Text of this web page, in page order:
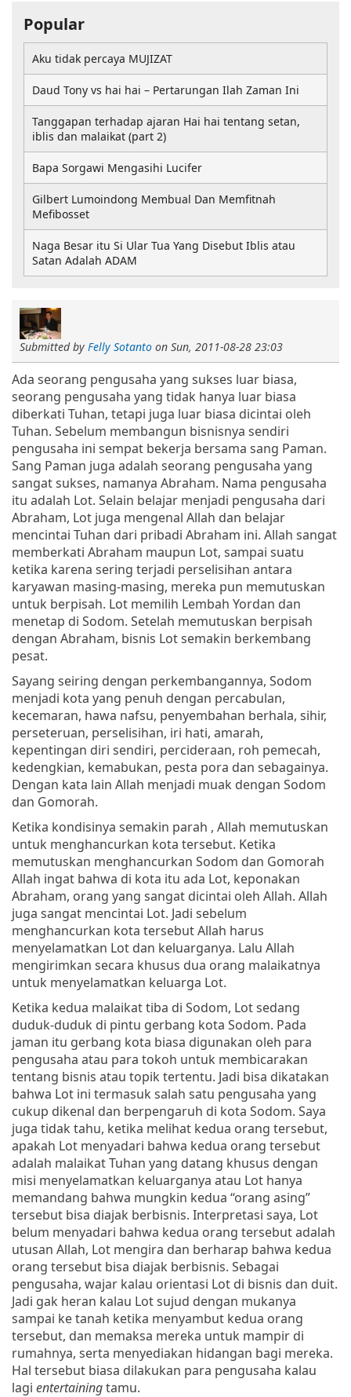
Submitted by Felly Sotanto on Sun, 2011-08-28 23:03
Ada seorang pengusaha yang sukses luar biasa,
seorang pengusaha yang tidak hanya luar biasa
diberkati Tuhan, tetapi juga luar biasa dicintai oleh
Tuhan. Sebelum membangun bisnisnya sendiri
pengusaha ini sempat bekerja bersama sang Paman.
Sang Paman juga adalah seorang pengusaha yang
sangat sukses, namanya Abraham. Nama pengusaha
itu adalah Lot. Selain belajar menjadi pengusaha dari
Abraham, Lot juga mengenal Allah dan belajar
mencintai Tuhan dari pribadi Abraham ini. Allah sangat
memberkati Abraham maupun Lot, sampai suatu
ketika karena sering terjadi perselisihan antara
karyawan masing-masing, mereka pun memutuskan
untuk berpisah. Lot memilih Lembah Yordan dan
menetap di Sodom. Setelah memutuskan berpisah
dengan Abraham, bisnis Lot semakin berkembang
pesat.
Sayang seiring dengan perkembangannya, Sodom
menjadi kota yang penuh dengan percabulan,
kecemaran, hawa nafsu, penyembahan berhala, sihir,
perseteruan, perselisihan, iri hati, amarah,
kepentingan diri sendiri, percideraan, roh pemecah,
kedengkian, kemabukan, pesta pora dan sebagainya.
Dengan kata lain Allah menjadi muak dengan Sodom
dan Gomorah.
Ketika kondisinya semakin parah , Allah memutuskan
untuk menghancurkan kota tersebut. Ketika
memutuskan menghancurkan Sodom dan Gomorah
Allah ingat bahwa di kota itu ada Lot, keponakan
Abraham, orang yang sangat dicintai oleh Allah. Allah
juga sangat mencintai Lot. Jadi sebelum
menghancurkan kota tersebut Allah harus
menyelamatkan Lot dan keluarganya. Lalu Allah
mengirimkan secara khusus dua orang malaikatnya
untuk menyelamatkan keluarga Lot.
Ketika kedua malaikat tiba di Sodom, Lot sedang
duduk-duduk di pintu gerbang kota Sodom. Pada
jaman itu gerbang kota biasa digunakan oleh para
pengusaha atau para tokoh untuk membicarakan
tentang bisnis atau topik tertentu. Jadi bisa dikatakan
bahwa Lot ini termasuk salah satu pengusaha yang
cukup dikenal dan berpengaruh di kota Sodom. Saya
juga tidak tahu, ketika melihat kedua orang tersebut,
apakah Lot menyadari bahwa kedua orang tersebut
adalah malaikat Tuhan yang datang khusus dengan
misi menyelamatkan keluarganya atau Lot hanya
memandang bahwa mungkin kedua “orang asing”
tersebut bisa diajak berbisnis. Interpretasi saya, Lot
belum menyadari bahwa kedua orang tersebut adalah
utusan Allah, Lot mengira dan berharap bahwa kedua
orang tersebut bisa diajak berbisnis. Sebagai
pengusaha, wajar kalau orientasi Lot di bisnis dan duit.
Jadi gak heran kalau Lot sujud dengan mukanya
sampai ke tanah ketika menyambut kedua orang
tersebut, dan memaksa mereka untuk mampir di
rumahnya, serta menyediakan hidangan bagi mereka.
Hal tersebut biasa dilakukan para pengusaha kalau
lagi entertainingtamu.
Popular
Aku tidak percaya MUJIZAT
Daud Tony vs hai hai – Pertarungan Ilah Zaman Ini
Tanggapan terhadap ajaran Hai hai tentang setan,
iblis dan malaikat (part 2)
Bapa Sorgawi Mengasihi Lucifer
Gilbert Lumoindong Membual Dan Memfitnah
Mefibosset
Naga Besar itu Si Ular Tua Yang Disebut Iblis atau
Satan Adalah ADAM